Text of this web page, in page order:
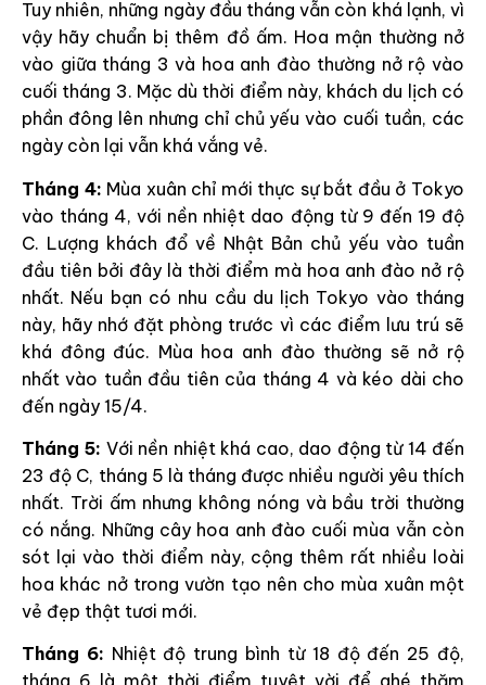
Tuy nhiên, những ngày đầu tháng vẫn còn khá lạnh, vì
vậy hãy chuẩn bị thêm đồ ấm. Hoa mận thường nở
vào giữa tháng 3 và hoa anh đào thường nở rộ vào
cuối tháng 3. Mặc dù thời điểm này, khách du lịch có
phần đông lên nhưng chỉ chủ yếu vào cuối tuần, các
ngày còn lại vẫn khá vắng vẻ.
Tháng 4: Mùa xuân chỉ mới thực sự bắt đầu ở Tokyo
vào tháng 4, với nền nhiệt dao động từ 9 đến 19 độ
C. Lượng khách đổ về Nhật Bản chủ yếu vào tuần
đầu tiên bởi đây là thời điểm mà hoa anh đào nở rộ
nhất. Nếu bạn có nhu cầu du lịch Tokyo vào tháng
này, hãy nhớ đặt phòng trước vì các điểm lưu trú sẽ
khá đông đúc. Mùa hoa anh đào thường sẽ nở rộ
nhất vào tuần đầu tiên của tháng 4 và kéo dài cho
đến ngày 15/4.
Tháng 5: Với nền nhiệt khá cao, dao động từ 14 đến
23 độ C, tháng 5 là tháng được nhiều người yêu thích
nhất. Trời ấm nhưng không nóng và bầu trời thường
có nắng. Những cây hoa anh đào cuối mùa vẫn còn
sót lại vào thời điểm này, cộng thêm rất nhiều loài
hoa khác nở trong vườn tạo nên cho mùa xuân một
vẻ đẹp thật tươi mới.
Tháng 6: Nhiệt độ trung bình từ 18 độ đến 25 độ,